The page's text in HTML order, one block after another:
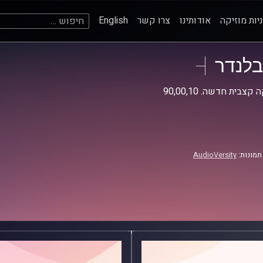
מוזיקה אודותינו צרו קשר English חיפוש:
בלנדר
חדשה. 90,00,10
AudioVersity